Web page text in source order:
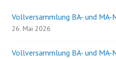
Vollversammlung BA- und MA-
26. Mai 2026
Vollversammlung BA- und MA-